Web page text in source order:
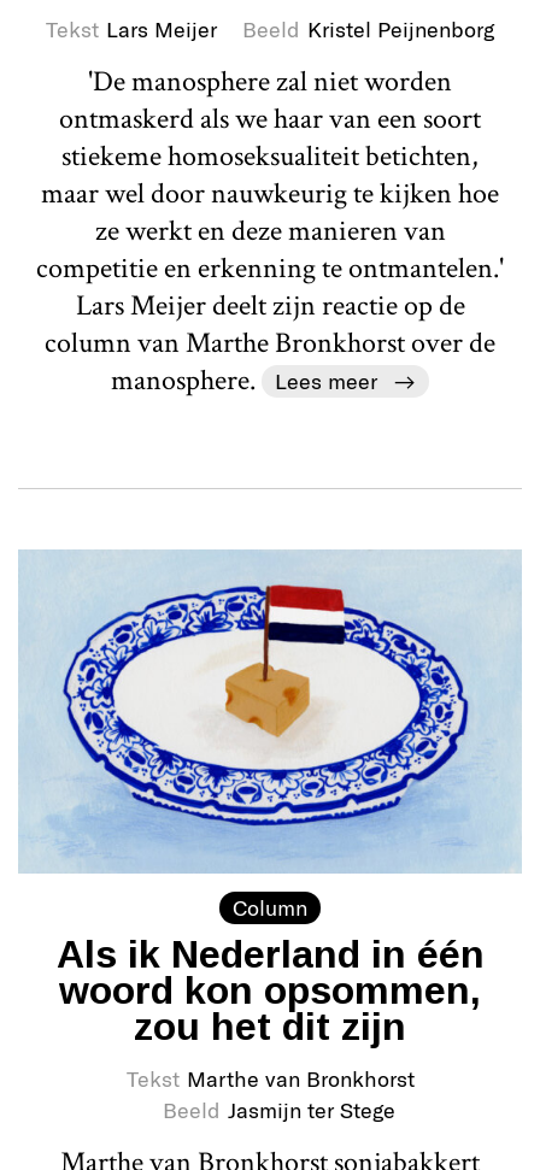
Tekst Lars Meijer Beeld Kristel Peijnenborg
'De manosphere zal niet worden
ontmaskerd als we haar van een soort
stiekeme homoseksualiteit betichten,
maar wel door nauwkeurig te kijken hoe
ze werkt en deze manieren van
competitie en erkenning te ontmantelen.'
Lars Meijer deelt zijn reactie op de
column van Marthe Bronkhorst over de
manosphere.
Lees meer
Column
Als ik Nederland in één
woord kon opsommen,
zou het dit zijn
Tekst Marthe van Bronkhorst
Beeld Jasmijn ter Stege
Marthe van Bronkhorst sonjabakkert